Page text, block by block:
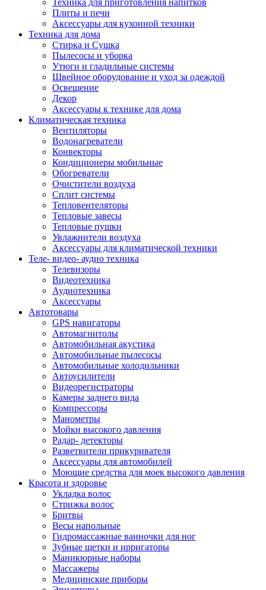
Техника для приготовления напитков
Плиты и печи
Аксессуары для кухонной техники
Техника для дома
Стирка и Сушка
Пылесосы и уборка
Утюги и гладильные системы
Швейное оборудование и уход за одеждой
Освещение
Декор
Аксессуары к технике для дома
Климатическая техника
Вентиляторы
Водонагреватели
Конвекторы
Кондиционеры мобильные
Обогреватели
Очистители воздуха
Сплит системы
Тепловентеляторы
Тепловые завесы
Тепловые пушки
Увлажнители воздуха
Аксессуары для климатической техники
Теле- видео- аудио техника
Телевизоры
Видеотехника
Аудиотехника
Аксессуары
Автотовары
GPS навигаторы
Автомагнитолы
Автомобильная акустика
Автомобильные пылесосы
Автомобильные холодильники
Автоусилители
Видеорегистраторы
Камеры заднего вида
Компрессоры
Манометры
Мойки высокого давления
Радар- детекторы
Разветвители прикуривателя
Аксессуары для автомобилей
Моющие средства для моек высокого давления
Красота и здоровье
Укладка волос
Стрижка волос
Бритвы
Весы напольные
Гидромассажные ванночки для ног
Зубные щетки и ирригаторы
Маникюрные наборы
Массажеры
Медицинские приборы